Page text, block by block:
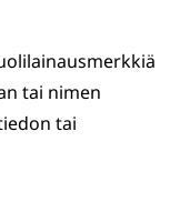
tai nimen
tai